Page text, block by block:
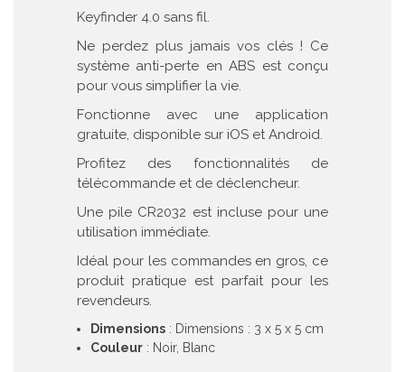
Keyfinder 4.0 sans fil.
Ne perdez plus jamais vos clés ! Ce
système anti-perte en ABS est conçu
pour vous simplifier la vie.
Fonctionne avec une application
gratuite, disponible sur iOS et Android.
Profitez des fonctionnalités de
télécommande et de déclencheur.
Une pile CR2032 est incluse pour une
utilisation immédiate.
Idéal pour les commandes en gros, ce
produit pratique est parfait pour les
revendeurs.
Dimensions : Dimensions : 3 x 5 x 5 cm
Couleur : Noir, Blanc